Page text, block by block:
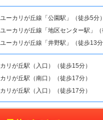
ーカリが丘線「公園駅」（徒歩5分）
ーカリが丘線「地区センター駅」（
ーカリが丘線「井野駅」（徒歩13分
リが丘駅（入口）（徒歩15分）
リが丘駅（南口）（徒歩17分）
リが丘駅（入口）（徒歩17分）